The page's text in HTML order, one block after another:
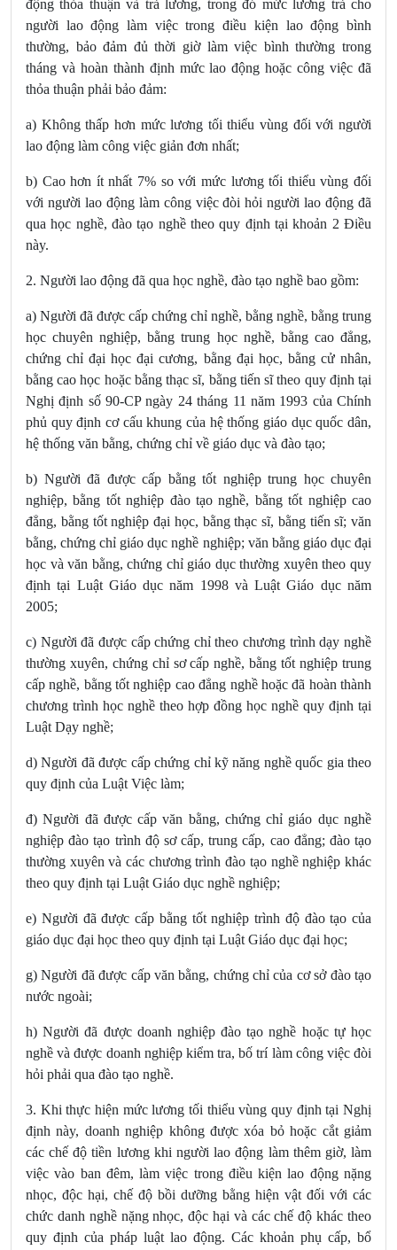
động thỏa thuận và trả lương, trong đó mức lương trả cho
người lao động làm việc trong điều kiện lao động bình
thường, bảo đảm đủ thời giờ làm việc bình thường trong
tháng và hoàn thành định mức lao động hoặc công việc đã
thỏa thuận phải bảo đảm:
a) Không thấp hơn mức lương tối thiểu vùng đối với người
lao động làm công việc giản đơn nhất;
b) Cao hơn ít nhất 7% so với mức lương tối thiểu vùng đối
với người lao động làm công việc đòi hỏi người lao động đã
qua học nghề, đào tạo nghề theo quy định tại khoản 2 Điều
này.
2. Người lao động đã qua học nghề, đào tạo nghề bao gồm:
a) Người đã được cấp chứng chỉ nghề, bằng nghề, bằng trung
học chuyên nghiệp, bằng trung học nghề, bằng cao đẳng,
chứng chỉ đại học đại cương, bằng đại học, bằng cử nhân,
bằng cao học hoặc bằng thạc sĩ, bằng tiến sĩ theo quy định tại
Nghị định số 90-CP ngày 24 tháng 11 năm 1993 của Chính
phủ quy định cơ cấu khung của hệ thống giáo dục quốc dân,
hệ thống văn bằng, chứng chỉ về giáo dục và đào tạo;
b) Người đã được cấp bằng tốt nghiệp trung học chuyên
nghiệp, bằng tốt nghiệp đào tạo nghề, bằng tốt nghiệp cao
đẳng, bằng tốt nghiệp đại học, bằng thạc sĩ, bằng tiến sĩ; văn
bằng, chứng chỉ giáo dục nghề nghiệp; văn bằng giáo dục đại
học và văn bằng, chứng chỉ giáo dục thường xuyên theo quy
định tại Luật Giáo dục năm 1998 và Luật Giáo dục năm
2005;
c) Người đã được cấp chứng chỉ theo chương trình dạy nghề
thường xuyên, chứng chỉ sơ cấp nghề, bằng tốt nghiệp trung
cấp nghề, bằng tốt nghiệp cao đẳng nghề hoặc đã hoàn thành
chương trình học nghề theo hợp đồng học nghề quy định tại
Luật Dạy nghề;
d) Người đã được cấp chứng chỉ kỹ năng nghề quốc gia theo
quy định của Luật Việc làm;
đ) Người đã được cấp văn bằng, chứng chỉ giáo dục nghề
nghiệp đào tạo trình độ sơ cấp, trung cấp, cao đẳng; đào tạo
thường xuyên và các chương trình đào tạo nghề nghiệp khác
theo quy định tại Luật Giáo dục nghề nghiệp;
e) Người đã được cấp bằng tốt nghiệp trình độ đào tạo của
giáo dục đại học theo quy định tại Luật Giáo dục đại học;
g) Người đã được cấp văn bằng, chứng chỉ của cơ sở đào tạo
nước ngoài;
h) Người đã được doanh nghiệp đào tạo nghề hoặc tự học
nghề và được doanh nghiệp kiểm tra, bố trí làm công việc đòi
hỏi phải qua đào tạo nghề.
3. Khi thực hiện mức lương tối thiểu vùng quy định tại Nghị
định này, doanh nghiệp không được xóa bỏ hoặc cắt giảm
các chế độ tiền lương khi người lao động làm thêm giờ, làm
việc vào ban đêm, làm việc trong điều kiện lao động nặng
nhọc, độc hại, chế độ bồi dưỡng bằng hiện vật đối với các
chức danh nghề nặng nhọc, độc hại và các chế độ khác theo
quy định của pháp luật lao động. Các khoản phụ cấp, bổ